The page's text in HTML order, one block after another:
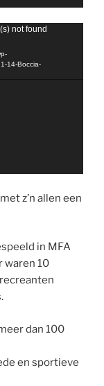
not found
14-Boccia-
z’n allen een
in MFA
waren 10
dan 100
en sportieve